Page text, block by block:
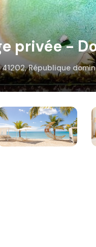
privée -
41202, République